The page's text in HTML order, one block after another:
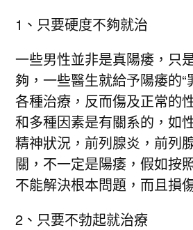
1、只要硬度不夠就治
一些男性並非是真陽痿，只
夠，一些醫生就給予陽痿的“
各種治療，反而傷及正常的
和多種因素是有關系的，如
精神狀況，前列腺炎，前列
關，不一定是陽痿，假如按
不能解決根本問題，而且損
2、只要不勃起就治療